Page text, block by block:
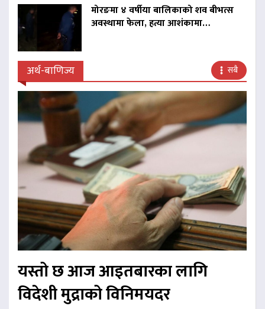
मोरङमा ४ वर्षीया बालिकाको शव बीभत्स
अवस्थामा फेला, हत्या आशंकामा…
अर्थ-बाणिज्य सबै
यस्तो छ आज आइतबारका लागि
विदेशी मुद्राको विनिमयदर